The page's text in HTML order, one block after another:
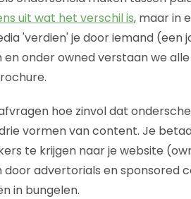
uit wat het verschil is, maar in
'verdien' je door iemand
onder owned verstaan we
hoe zinvol dat
vormen van content. Je
te krijgen naar je website
door advertorials en sponsored
in bungelen.